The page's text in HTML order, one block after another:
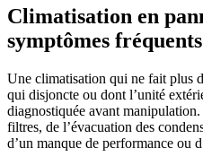
Climatisation en
symptômes fréquents
Une climatisation qui ne fait plus
qui disjoncte ou dont l’unité
diagnostiquée avant
filtres, de l’évacuation des
d’un manque de performance ou